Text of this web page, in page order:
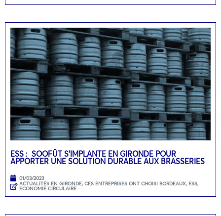
ESS : SOOFÛT S’IMPLANTE EN GIRONDE POUR
APPORTER UNE SOLUTION DURABLE AUX BRASSERIES
01/03/2023
ACTUALITÉS EN GIRONDE, CES ENTREPRISES ONT CHOISI BORDEAUX, ESS,
ECONOMIE CIRCULAIRE